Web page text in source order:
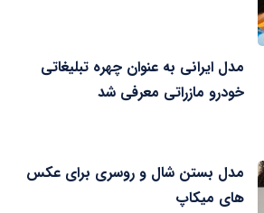
مدل ایرانی به عنوان چهره تبلیغاتی
خودرو مازراتی معرفی شد
مدل بستن شال و روسری برای عکس
های میکاپ